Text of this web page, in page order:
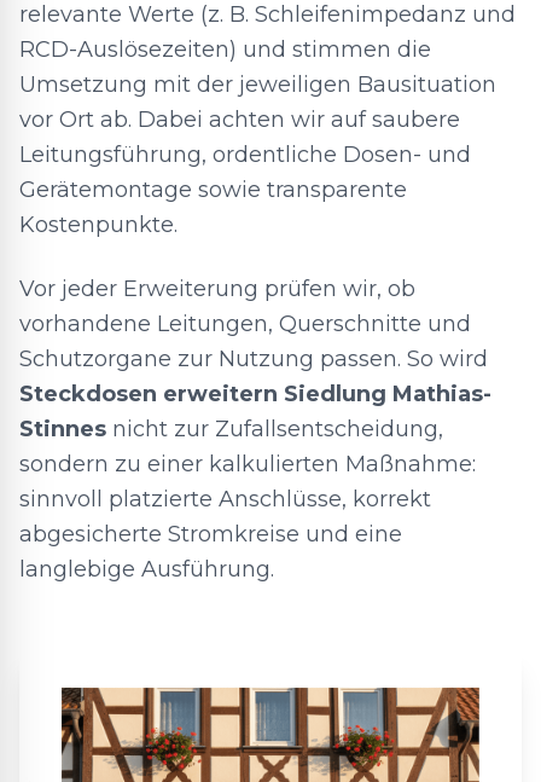
relevante Werte (z. B. Schleifenimpedanz und
RCD-Auslösezeiten) und stimmen die
Umsetzung mit der jeweiligen Bausituation
vor Ort ab. Dabei achten wir auf saubere
Leitungsführung, ordentliche Dosen- und
Gerätemontage sowie transparente
Kostenpunkte.
Vor jeder Erweiterung prüfen wir, ob
vorhandene Leitungen, Querschnitte und
Schutzorgane zur Nutzung passen. So wird
Steckdosen erweitern Siedlung Mathias-
Stinnes nicht zur Zufallsentscheidung,
sondern zu einer kalkulierten Maßnahme:
sinnvoll platzierte Anschlüsse, korrekt
abgesicherte Stromkreise und eine
langlebige Ausführung.